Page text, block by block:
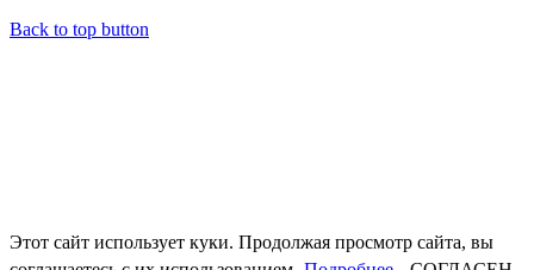
Back to top button
Этот сайт использует куки. Продолжая просмотр сайта, вы